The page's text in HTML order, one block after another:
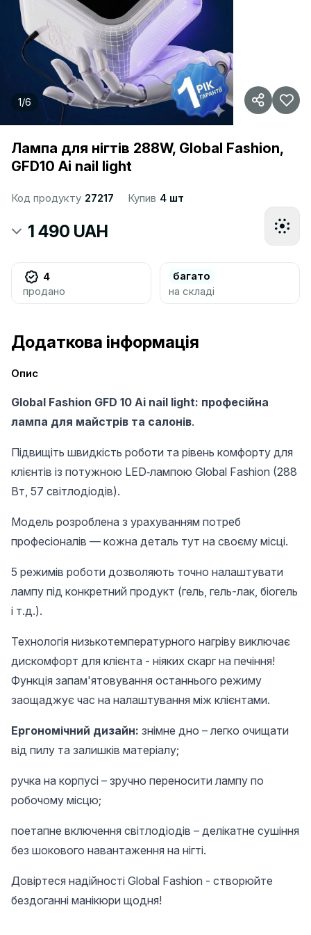
1/6
Лампа для нігтів 288W, Global Fashion,
GFD10 Ai nail light
Код продукту 27217 Купив 4 шт
1 490 UAH
4
продано
багато
на складі
Додаткова інформація
Опис
Global Fashion GFD 10 Ai nail light: професійна
лампа для майстрів та салонів.
Підвищіть швидкість роботи та рівень комфорту для
клієнтів із потужною LED‑лампою Global Fashion (288
Вт, 57 світлодіодів).
Модель розроблена з урахуванням потреб
професіоналів — кожна деталь тут на своєму місці.
5 режимів роботи дозволяють точно налаштувати
лампу під конкретний продукт (гель, гель-лак, біогель
і т.д.).
Технологія низькотемпературного нагріву виключає
дискомфорт для клієнта - ніяких скарг на печіння!
Функція запам'ятовування останнього режиму
заощаджує час на налаштування між клієнтами.
Ергономічний дизайн: знімне дно – легко очищати
від пилу та залишків матеріалу;
ручка на корпусі – зручно переносити лампу по
робочому місцю;
поетапне включення світлодіодів – делікатне сушіння
без шокового навантаження на нігті.
Довіртеся надійності Global Fashion - створюйте
бездоганні манікюри щодня!